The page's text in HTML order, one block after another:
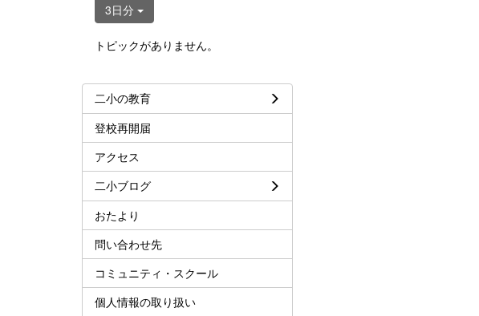
3日分
トピックがありません。
二小の教育
登校再開届
アクセス
二小ブログ
おたより
問い合わせ先
コミュニティ・スクール
個人情報の取り扱い